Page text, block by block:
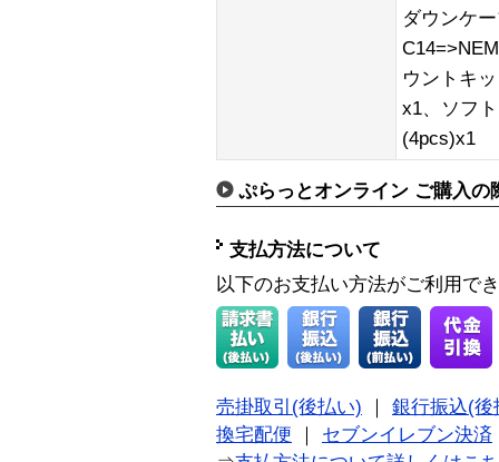
ダウンケ
ウントキ
x1、ソフ
(4pcs)x1
ぷらっとオンライン ご購入の
支払方法について
以下のお支払い方法がご利用で
売掛取引(後払い)
銀行振込(後
換宅配便
セブンイレブン決済